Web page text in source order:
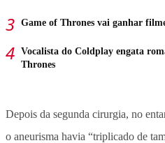
Game of Thrones vai ganhar
Vocalista do Coldplay engata
Thrones
Depois da segunda cirurgia, no
o aneurisma havia “triplicado de